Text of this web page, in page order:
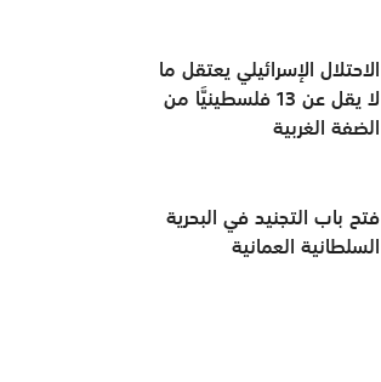
الاحتلال الإسرائيلي يعتقل ما
لا يقل عن 13 فلسطينيَّا من
الضفة الغربية
فتح باب التجنيد في البحرية
السلطانية العمانية